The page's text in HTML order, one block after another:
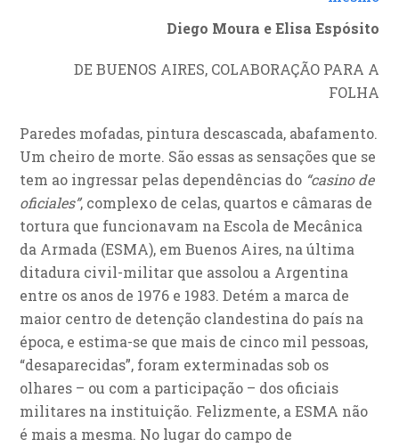
Diego Moura e Elisa Espósito
DE BUENOS AIRES, COLABORAÇÃO PARA A
FOLHA
Paredes mofadas, pintura descascada, abafamento.
Um cheiro de morte. São essas as sensações que se
tem ao ingressar pelas dependências do “casino de
oficiales”, complexo de celas, quartos e câmaras de
tortura que funcionavam na Escola de Mecânica
da Armada (ESMA), em Buenos Aires, na última
ditadura civil-militar que assolou a Argentina
entre os anos de 1976 e 1983. Detém a marca de
maior centro de detenção clandestina do país na
época, e estima-se que mais de cinco mil pessoas,
“desaparecidas”, foram exterminadas sob os
olhares – ou com a participação – dos oficiais
militares na instituição. Felizmente, a ESMA não
é mais a mesma. No lugar do campo de